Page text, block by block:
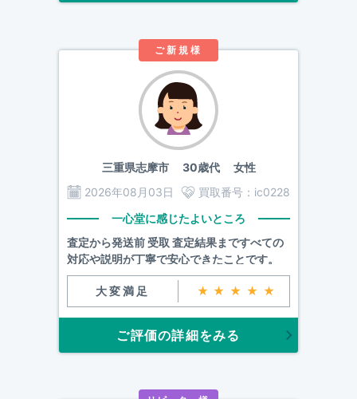
ご新規様
三重県志摩市30歳代 女性
2026年08月03日
買取番号： ic0228
一心堂に感じたよいところ
査定から発送前 受取 査定結果まですべての
対応や説明が丁寧で安心できたことです。
大変満足 ★★★★★
ご評価の詳細をみる